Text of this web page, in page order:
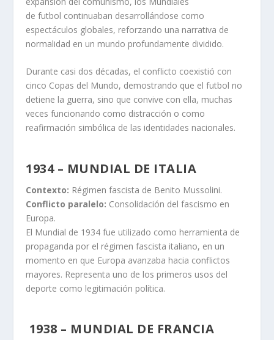
de futbol continuaban desarrollándose como
espectáculos globales, reforzando una narrativa de
normalidad en un mundo profundamente dividido.
Durante casi dos décadas, el conflicto coexistió con
cinco Copas del Mundo, demostrando que el futbol no
detiene la guerra, sino que convive con ella, muchas
veces funcionando como distracción o como
reafirmación simbólica de las identidades nacionales.
1934 – MUNDIAL DE ITALIA
Contexto: Régimen fascista de Benito Mussolini.
Conflicto paralelo: Consolidación del fascismo en
Europa.
El Mundial de 1934 fue utilizado como herramienta de
propaganda por el régimen fascista italiano, en un
momento en que Europa avanzaba hacia conflictos
mayores. Representa uno de los primeros usos del
deporte como legitimación política.
1938 – MUNDIAL DE FRANCIA